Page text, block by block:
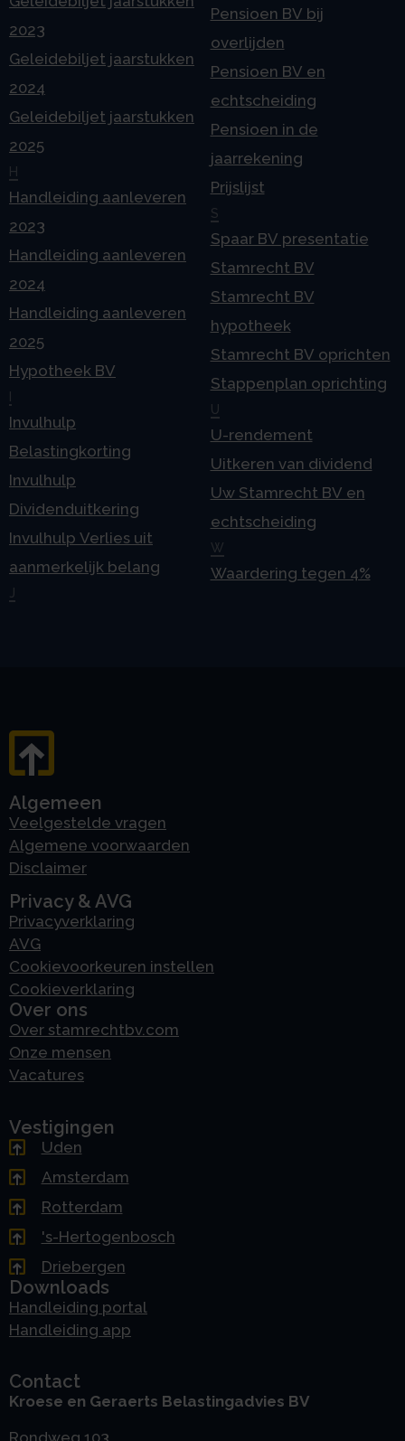
2023
Geleidebiljet jaarstukken
2024
Geleidebiljet jaarstukken
2025
H
Handleiding aanleveren
2023
Handleiding aanleveren
2024
Handleiding aanleveren
2025
Hypotheek BV
Invulhulp
Belastingkorting
Invulhulp
Dividenduitkering
Invulhulp Verlies uit
aanmerkelijk belang
Pensioen BV bij
overlijden
Pensioen BV en
echtscheiding
Pensioen in de
jaarrekening
Prijslijst
S
Spaar BV presentatie
Stamrecht BV
Stamrecht BV
hypotheek
Stamrecht BV oprichten
Stappenplan oprichting
U
U-rendement
Uitkeren van dividend
Uw Stamrecht BV en
echtscheiding
W
Waardering tegen 4%
Algemeen
Veelgestelde vragen
Algemene voorwaarden
Disclaimer
Privacy & AVG
Privacyverklaring
AVG
Cookievoorkeuren instellen
Cookieverklaring
Over ons
Over stamrechtbv.com
Onze mensen
Vacatures
Vestigingen
Uden
Amsterdam
Rotterdam
's-Hertogenbosch
Driebergen
Downloads
Handleiding portal
Handleiding app
Contact
Kroese en Geraerts Belastingadvies BV
Rondweg 103